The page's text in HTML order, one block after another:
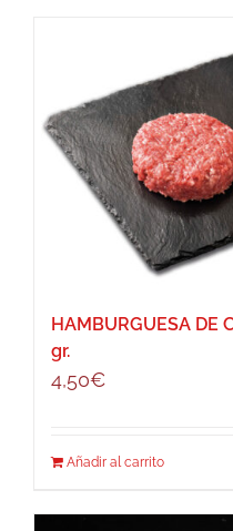
HAMBURGUESA DE
gr.
4,50€
Añadir al carrito